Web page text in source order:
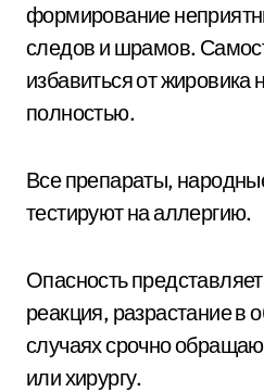
формирование
следов и шрамов.
избавиться от жировика
полностью.
Все препараты,
тестируют на аллергию.
Опасность
реакция, разрастание в
случаях срочно
или хирургу.